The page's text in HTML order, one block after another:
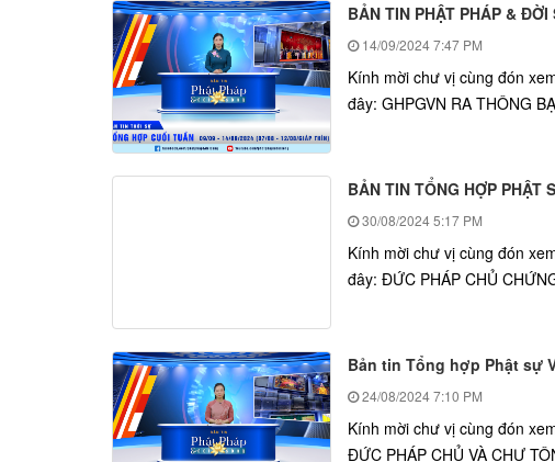
BẢN TIN PHẬT PHÁP &
14/09/20247:47 PM
Kính mời chư vị cùng đón
đây: GHPGVN RA THÔNG
BẢN TIN TỔNG HỢP PHẬT
30/08/20245:17 PM
Kính mời chư vị cùng đón
đây: ĐỨC PHÁP CHỦ
Bản tin Tổng hợp Phật sự
24/08/20247:10 PM
Kính mời chư vị cùng đón
ĐỨC PHÁP CHỦ VÀ CHƯ